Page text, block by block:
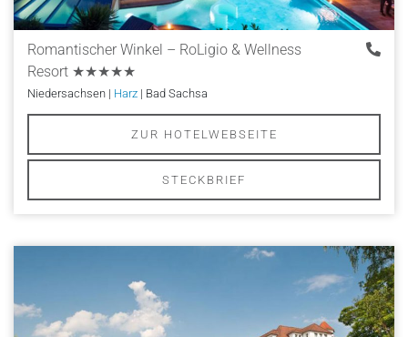
Romantischer Winkel – RoLigio & Wellness
Resort ★★★★★
Niedersachsen | Harz | Bad Sachsa
ZUR HOTELWEBSEITE
STECKBRIEF